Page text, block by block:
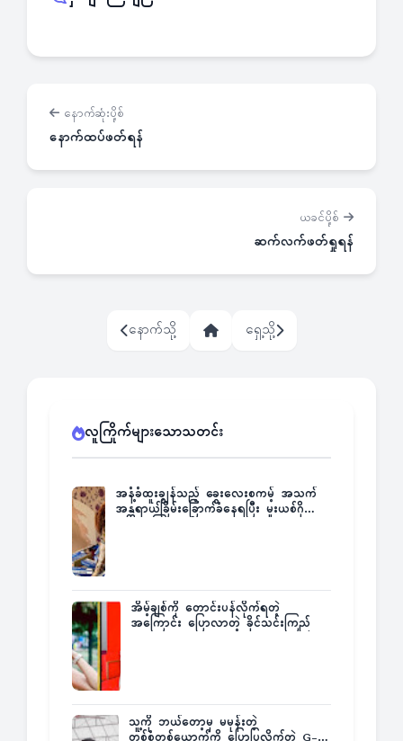
နောက်ဆုံးပို့စ်
နောက်ထပ်ဖတ်ရန်
ယခင်ပို့စ်
ဆက်လက်ဖတ်ရှုရန်
နောက်သို့ ရှေ့သို့
လူကြိုက်များသောသတင်း
အနံ့ခံထူးချွန်သည့် ခွေးလေးစကမ့် အသက်
အန္တရာယ်ခြိမ်းခြောက်ခံနေရပြီး မူးယစ်ဂိုဏ်း
အိမ့်ချစ်ကို တောင်းပန်လိုက်ရတဲ့
အကြောင်း ပြောလာတဲ့ ခိုင်သင်းကြည်
သူ့ကို ဘယ်တော့မှ မမုန်းတဲ့